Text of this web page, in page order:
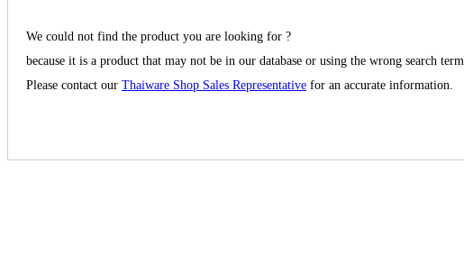
We could not find the product you are looking for ?
because it is a product that may not be in our database or using the wrong search term.
Please contact our Thaiware Shop Sales Representative for an accurate information.